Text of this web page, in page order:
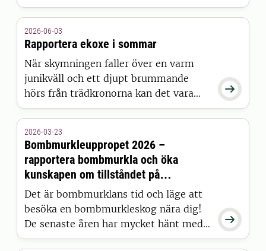
Medborgarforskningsprojektet
fortsätter nu under 2026.

2026-06-03
Rapportera ekoxe i sommar
När skymningen faller över en varm
junikväll och ett djupt brummande
hörs från trädkronorna kan det vara
Europas största skalbagge som är ute
som lever större delen av sitt liv dold
under marken. Hjälp till att kartlägga
den i sommar.

2026-03-23
Bombmurkleuppropet 2026 –
rapportera bombmurkla och öka
kunskapen om tillståndet på
växtplatserna
Det är bombmurklans tid och läge att
besöka en bombmurkleskog nära dig!
De senaste åren har mycket hänt med
våra äldre granar och vi behöver få en